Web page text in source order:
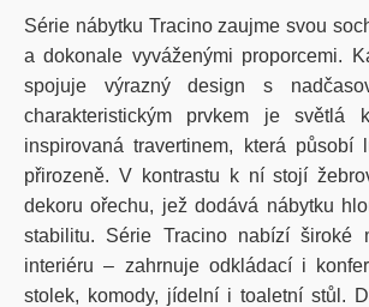
Série nábytku Tracino zaujme svou
a dokonale vyváženými proporcemi.
spojuje výrazný design s
charakteristickým prvkem je světlá
inspirovaná travertinem, která působí
přirozeně. V kontrastu k ní stojí
dekoru ořechu, jež dodává nábytku
stabilitu. Série Tracino nabízí široké
interiéru – zahrnuje odkládací i
stolek, komody, jídelní i toaletní stůl.